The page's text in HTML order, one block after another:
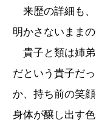
来歴の詳細も、
明かさないまま
貴子と類は姉弟
だという貴子だ
か、持ち前の笑
身体が醸し出す